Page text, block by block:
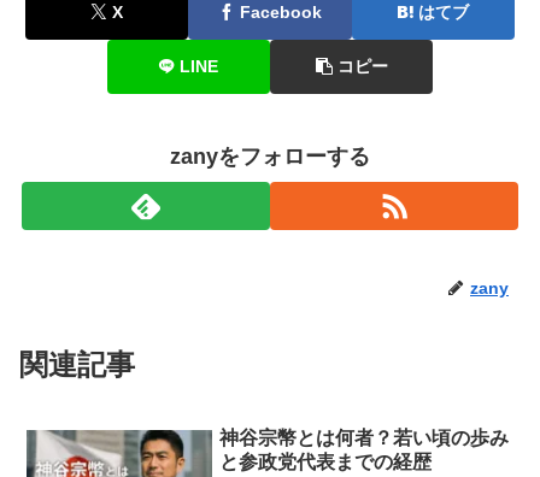
X Facebook はてブ
LINE コピー
zanyをフォローする
zany
関連記事
神谷宗幣とは何者？若い頃の歩み
と参政党代表までの経歴